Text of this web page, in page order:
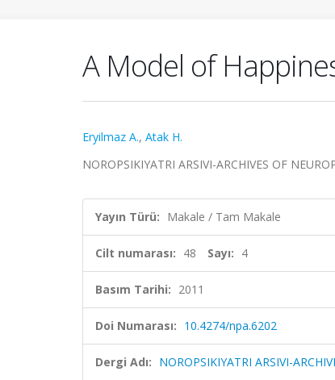
A Model of
Eryilmaz A., Atak H.
NOROPSIKIYATRI ARSIVI-ARCHIVES OF
Yayın Türü: Makale / Tam Makale
Cilt numarası: 48 Sayı: 4
Basım Tarihi: 2011
Doi Numarası: 10.4274/npa.6202
Dergi Adı: NOROPSIKIYATRI ARSIVI-